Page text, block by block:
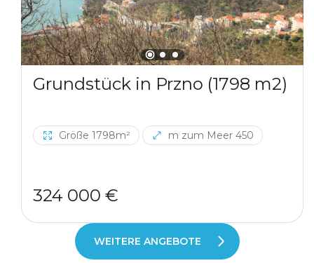
Grundstück in Przno (1798 m2)
Größe 1798m² m zum Meer 450
324 000 €
WEITERE ANGEBOTE